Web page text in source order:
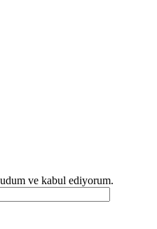
ve kabul ediyorum.